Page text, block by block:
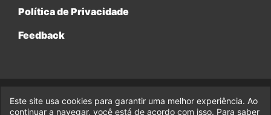
Política de Privacidade
Feedback
© 2017-2026 Legado da Marvel, uma empresa da Legado
Enterprises.
Este site usa cookies para garantir uma melhor experiência. Ao
continuar a navegar, você está de acordo com isso. Para saber